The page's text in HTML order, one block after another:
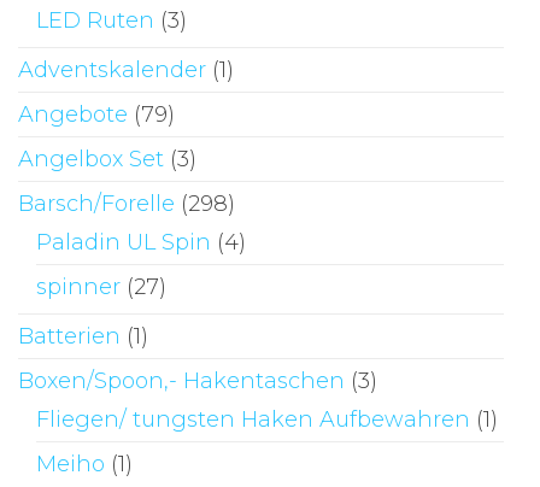
LED Ruten (3)
Adventskalender (1)
Angebote (79)
Angelbox Set (3)
Barsch/Forelle (298)
Paladin UL Spin (4)
spinner (27)
Batterien (1)
Boxen/Spoon,- Hakentaschen (3)
Fliegen/ tungsten Haken Aufbewahren (1)
Meiho (1)